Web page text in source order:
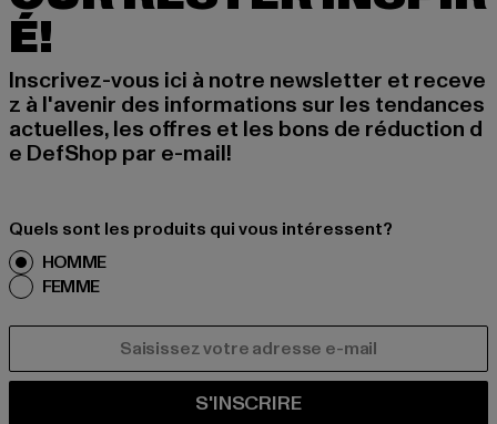
É!
Inscrivez-vous ici à notre newsletter et receve
z à l'avenir des informations sur les tendances
actuelles, les offres et les bons de réduction d
e DefShop par e-mail!
Quels sont les produits qui vous intéressent?
HOMME
FEMME
S'INSCRIRE